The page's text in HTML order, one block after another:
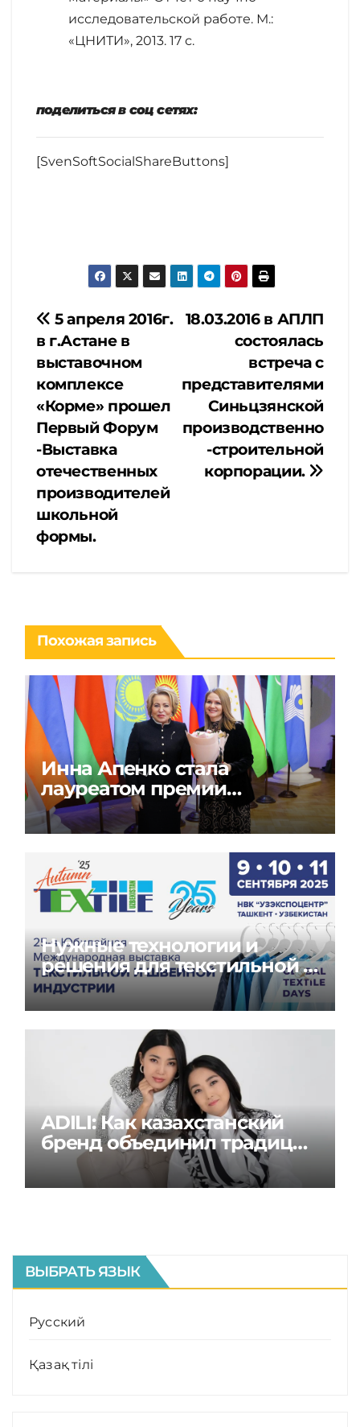
исследовательской работе. М.:
«ЦНИТИ», 2013. 17 с.
поделиться в соц сетях:
[SvenSoftSocialShareButtons]
Навигация
по
записям
18.03.2016 в АПЛП
состоялась
встреча с
представителями
Синьцзянской
производственно
-строительной
корпорации.
5 апреля 2016г.
в г.Астане в
выставочном
комплексе
«Корме» прошел
Первый Форум
-Выставка
отечественных
производителей
школьной
формы.
Похожая запись
Инна Апенко стала
лауреатом премии
«Содружество моды» в
России
Нужные технологии и
решения для текстильной и
швейной индустрии на
Global Textile Days
ADILI: Как казахстанский
бренд объединил традиции
и современность
ВЫБРАТЬ ЯЗЫК
Русский
Қазақ тілі